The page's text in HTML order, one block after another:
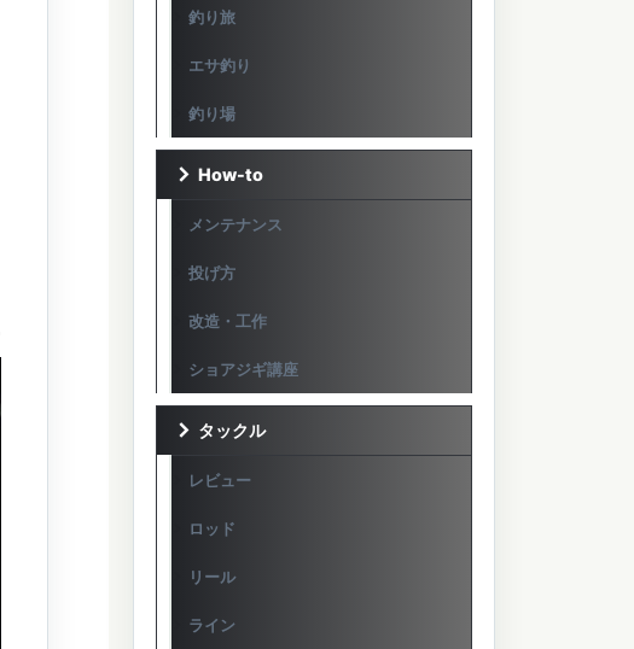
釣り旅
エサ釣り
釣り場
How-to
メンテナンス
投げ方
改造・工作
ショアジギ講座
タックル
レビュー
ロッド
リール
ライン